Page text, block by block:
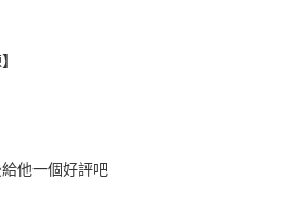
他一個好評吧